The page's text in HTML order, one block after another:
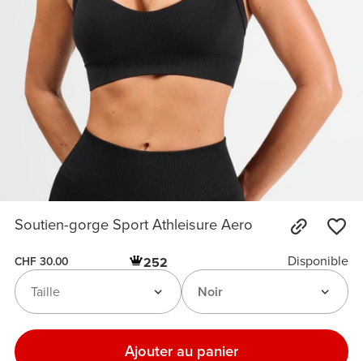
Soutien-gorge Sport Athleisure Aero
CHF 30.00 252
Disponible
Noir
Taille
Ajouter au panier